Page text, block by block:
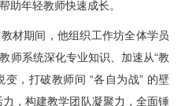
助年轻教师快速成长。
材期间，他组织工作坊全体学员
师系统深化专业知识、加速从“教
变，打破教师间 “各自为战” 的壁
，构建教学团队凝聚力，全面锤